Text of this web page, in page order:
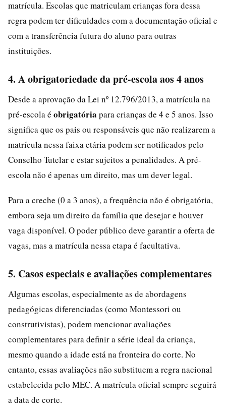
matrícula. Escolas que matriculam crianças fora dessa
regra podem ter dificuldades com a documentação oficial e
com a transferência futura do aluno para outras
instituições.
4. A obrigatoriedade da pré-escola aos 4 anos
Desde a aprovação da Lei nº 12.796/2013, a matrícula na
pré-escola é obrigatória para crianças de 4 e 5 anos. Isso
significa que os pais ou responsáveis que não realizarem a
matrícula nessa faixa etária podem ser notificados pelo
Conselho Tutelar e estar sujeitos a penalidades. A pré-
escola não é apenas um direito, mas um dever legal.
Para a creche (0 a 3 anos), a frequência não é obrigatória,
embora seja um direito da família que desejar e houver
vaga disponível. O poder público deve garantir a oferta de
vagas, mas a matrícula nessa etapa é facultativa.
5. Casos especiais e avaliações complementares
Algumas escolas, especialmente as de abordagens
pedagógicas diferenciadas (como Montessori ou
construtivistas), podem mencionar avaliações
complementares para definir a série ideal da criança,
mesmo quando a idade está na fronteira do corte. No
entanto, essas avaliações não substituem a regra nacional
estabelecida pelo MEC. A matrícula oficial sempre seguirá
a data de corte.